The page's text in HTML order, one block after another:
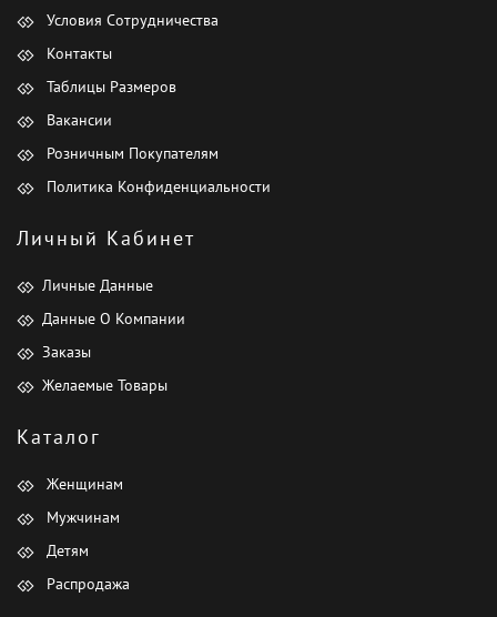
Условия Сотрудничества
Контакты
Таблицы Размеров
Вакансии
Розничным Покупателям
Политика Конфиденциальности
Личный Кабинет
Личные Данные
Данные О Компании
Заказы
Желаемые Товары
Каталог
Женщинам
Мужчинам
Детям
Распродажа